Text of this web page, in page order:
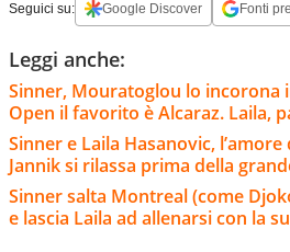
Seguici su: Google Discover Fonti
Leggi anche:
Sinner, Mouratoglou lo incorona
Open il favorito è Alcaraz. Laila,
Sinner e Laila Hasanovic,
Jannik si rilassa prima della
Sinner salta Montreal (come
e lascia Laila ad allenarsi con la